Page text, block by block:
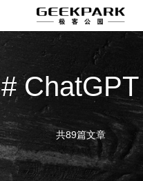
#
共89篇文章